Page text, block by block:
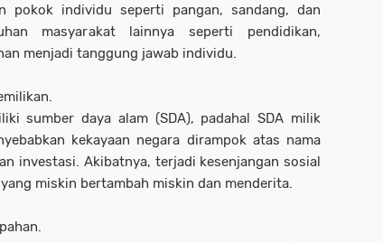
pokok individu seperti pangan, sandang, dan
masyarakat lainnya seperti pendidikan,
menjadi tanggung jawab individu.
sumber daya alam (SDA), padahal SDA milik
kekayaan negara dirampok atas nama
investasi. Akibatnya, terjadi kesenjangan sosial
miskin bertambah miskin dan menderita.